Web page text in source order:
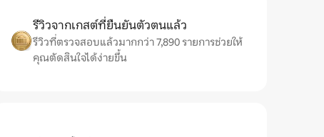
รีวิวจากเกสต์ที่ยืนยันตัวตนแล้ว
รีวิวที่ตรวจสอบแล้วมากกว่า 7,890 รายการช่วยให้
คุณตัดสินใจได้ง่ายขึ้น